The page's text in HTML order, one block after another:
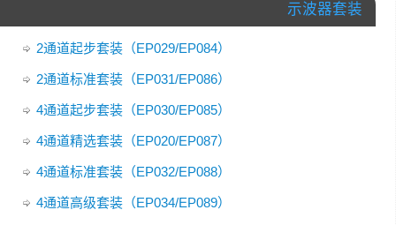
示波器套装
2通道起步套装（EP029/EP084）
2通道标准套装（EP031/EP086）
4通道起步套装（EP030/EP085）
4通道精选套装（EP020/EP087）
4通道标准套装（EP032/EP088）
4通道高级套装（EP034/EP089）